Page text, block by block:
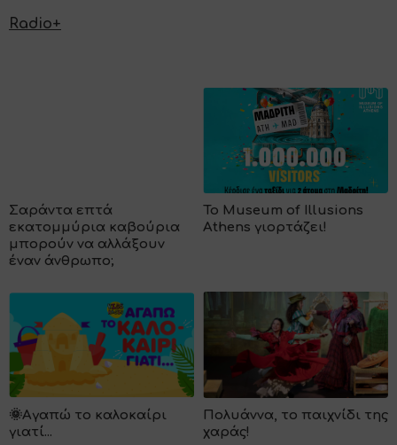
Radio+
Σαράντα επτά
εκατομμύρια καβούρια
μπορούν να αλλάξουν
έναν άνθρωπο;
Το Museum of Illusions
Athens γιορτάζει!
🌞​Αγαπώ το καλοκαίρι
γιατί...
Πολυάννα, το παιχνίδι της
χαράς!